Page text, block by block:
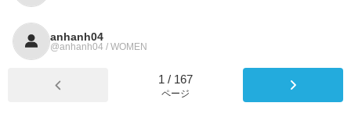
anhanh04
@anhanh04 / WOMEN
1 / 167
ページ